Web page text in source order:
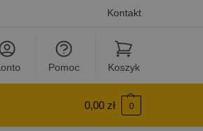
Kontakt
Pomoc Koszyk
0,00 zł 0